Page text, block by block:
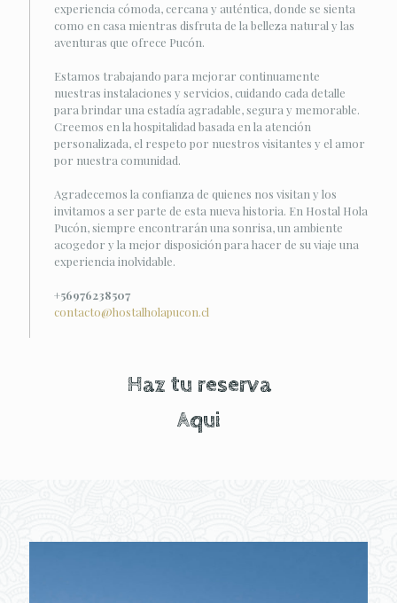
experiencia cómoda, cercana y auténtica, donde se sienta
como en casa mientras disfruta de la belleza natural y las
aventuras que ofrece Pucón.
Estamos trabajando para mejorar continuamente
nuestras instalaciones y servicios, cuidando cada detalle
para brindar una estadía agradable, segura y memorable.
Creemos en la hospitalidad basada en la atención
personalizada, el respeto por nuestros visitantes y el amor
por nuestra comunidad.
Agradecemos la confianza de quienes nos visitan y los
invitamos a ser parte de esta nueva historia. En Hostal Hola
Pucón, siempre encontrarán una sonrisa, un ambiente
acogedor y la mejor disposición para hacer de su viaje una
experiencia inolvidable.
+56976238507
contacto@hostalholapucon.cl
Haz tu reserva
Aqui